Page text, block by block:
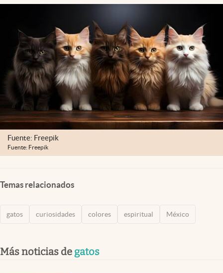
abre en nueva pestaña
México
Fuente: Freepik
Fuente: Freepik
Temas relacionados
gatos curiosidades colores espiritual México
Más noticias de gatos